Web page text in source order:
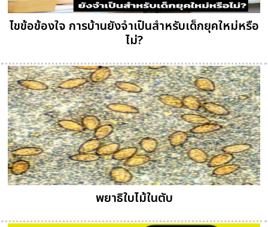
ไขข้อข้องใจ การบ้านยังจำเป็นสำหรับเด็กยุคใหม่หรือ
ไม่?
พยาธิใบไม้ในตับ